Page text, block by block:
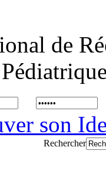
de
son
Rechercher